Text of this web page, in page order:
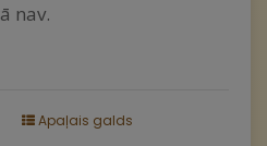
nav.
Apaļais galds